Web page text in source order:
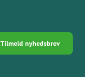
Tilmeld nyhedsbrev